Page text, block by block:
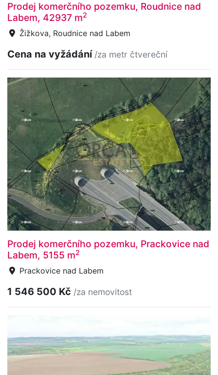
Prodej komerčního pozemku, Roudnice nad
Labem, 42937 m2
Žižkova, Roudnice nad Labem
Cena na vyžádání /za metr čtvereční
Prodej komerčního pozemku, Prackovice nad
Labem, 5155 m2
Prackovice nad Labem
1 546 500 Kč /za nemovitost